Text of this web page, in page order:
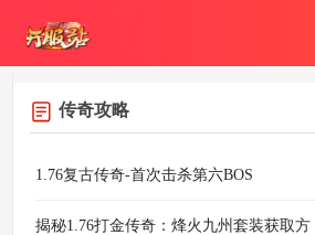
传奇攻略
1.76复古传奇-首次击杀第六BOS
揭秘1.76打金传奇：烽火九州套装获取方